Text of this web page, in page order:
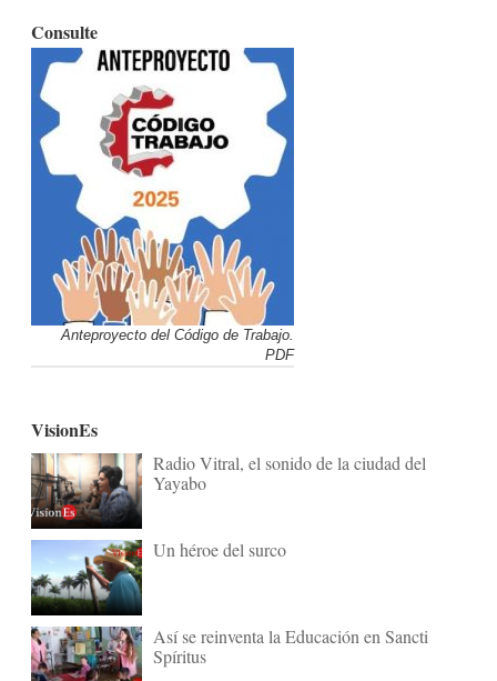
Consulte
Anteproyecto del Código de Trabajo.
PDF
VisionEs
Radio Vitral, el sonido de la ciudad del
Yayabo
Un héroe del surco
Así se reinventa la Educación en Sancti
Spíritus